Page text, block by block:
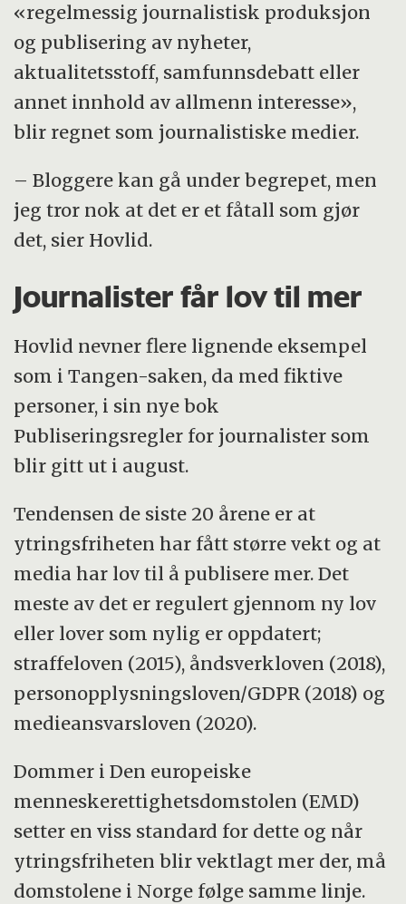
«regelmessig journalistisk produksjon
og publisering av nyheter,
aktualitetsstoff, samfunnsdebatt eller
annet innhold av allmenn interesse»,
blir regnet som journalistiske medier.
– Bloggere kan gå under begrepet, men
jeg tror nok at det er et fåtall som gjør
det, sier Hovlid.
Journalister får lov til mer
Hovlid nevner flere lignende eksempel
som i Tangen-saken, da med fiktive
personer, i sin nye bok
Publiseringsregler for journalister som
blir gitt ut i august.
Tendensen de siste 20 årene er at
ytringsfriheten har fått større vekt og at
media har lov til å publisere mer. Det
meste av det er regulert gjennom ny lov
eller lover som nylig er oppdatert;
straffeloven (2015), åndsverkloven (2018),
personopplysningsloven/GDPR (2018) og
medieansvarsloven (2020).
Dommer i Den europeiske
menneskerettighetsdomstolen (EMD)
setter en viss standard for dette og når
ytringsfriheten blir vektlagt mer der, må
domstolene i Norge følge samme linje.